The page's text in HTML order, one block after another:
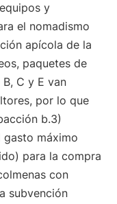
y
el nomadismo
apícola de la
paquetes de
C y E van
por lo que
b.3)
gasto máximo
para la compra
con
subvención